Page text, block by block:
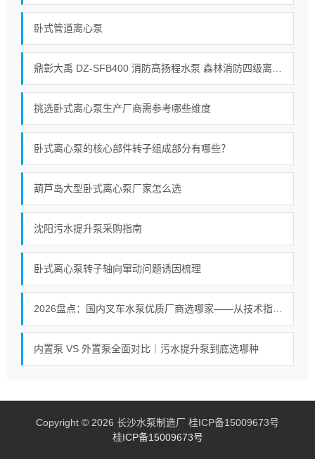
卧式管道离心泵
挑选卧式离心泵生产厂商需参考哪些维度
卧式离心泵的核心部件转子组成部分有哪些？
葫芦岛大型卧式离心泵厂家怎么选
沈阳污水提升泵采购指南
卧式离心泵转子轴向窜动问题诱因梳理
内置泵 VS 外置泵全面对比｜污水提升泵到底选哪种
Copyright © 2026 长沙水泵制造厂 桂ICP备15009673号
桂ICP备15009673号